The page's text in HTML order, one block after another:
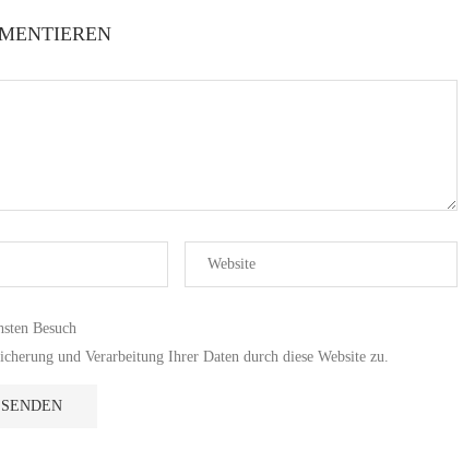
Besuch
und Verarbeitung Ihrer Daten durch diese Website zu.